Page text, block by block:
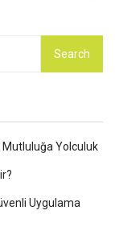
Mutluluğa Yolculuk
Uygulama